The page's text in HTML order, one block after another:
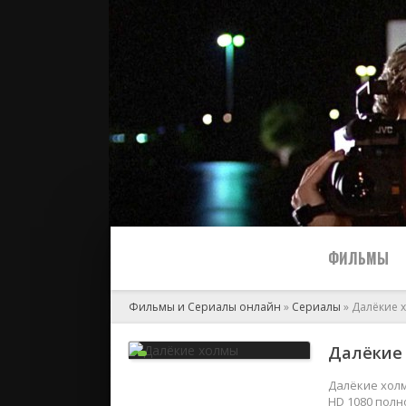
ФИЛЬМЫ
2024
Фильмы и Сериалы онлайн » Сериалы » Далёкие
Далёкие
Далёкие
HD 1080